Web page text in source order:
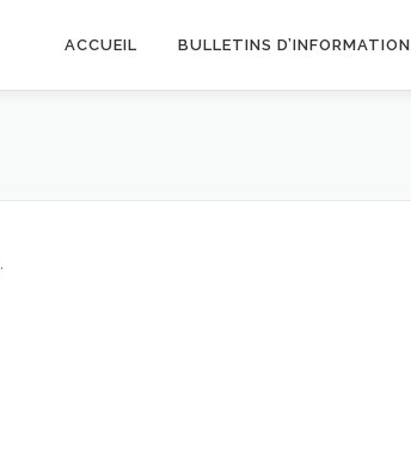
ACCUEIL BULLETINS D’INFORMATION